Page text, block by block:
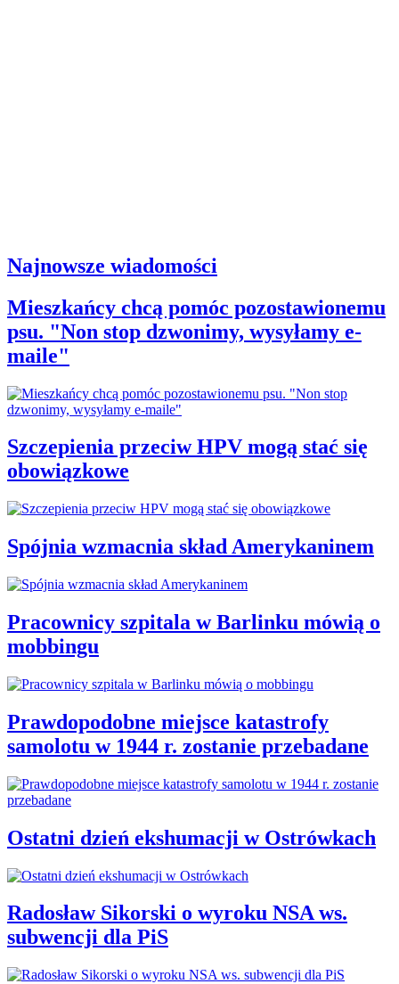
Najnowsze wiadomości
Mieszkańcy chcą pomóc pozostawionemu
psu. "Non stop dzwonimy, wysyłamy e-
maile"
Szczepienia przeciw HPV mogą stać się
obowiązkowe
Spójnia wzmacnia skład Amerykaninem
Pracownicy szpitala w Barlinku mówią o
mobbingu
Prawdopodobne miejsce katastrofy
samolotu w 1944 r. zostanie przebadane
Ostatni dzień ekshumacji w Ostrówkach
Radosław Sikorski o wyroku NSA ws.
subwencji dla PiS